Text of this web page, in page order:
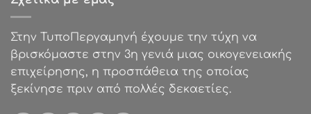
Στην ΤυποΠεργαμηνή έχουμε την τύχη να
βρισκόμαστε στην 3η γενιά μιας οικογενειακής
επιχείρησης, η προσπάθεια της οποίας
ξεκίνησε πριν από πολλές δεκαετίες.